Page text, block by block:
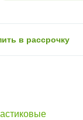
в рассрочку